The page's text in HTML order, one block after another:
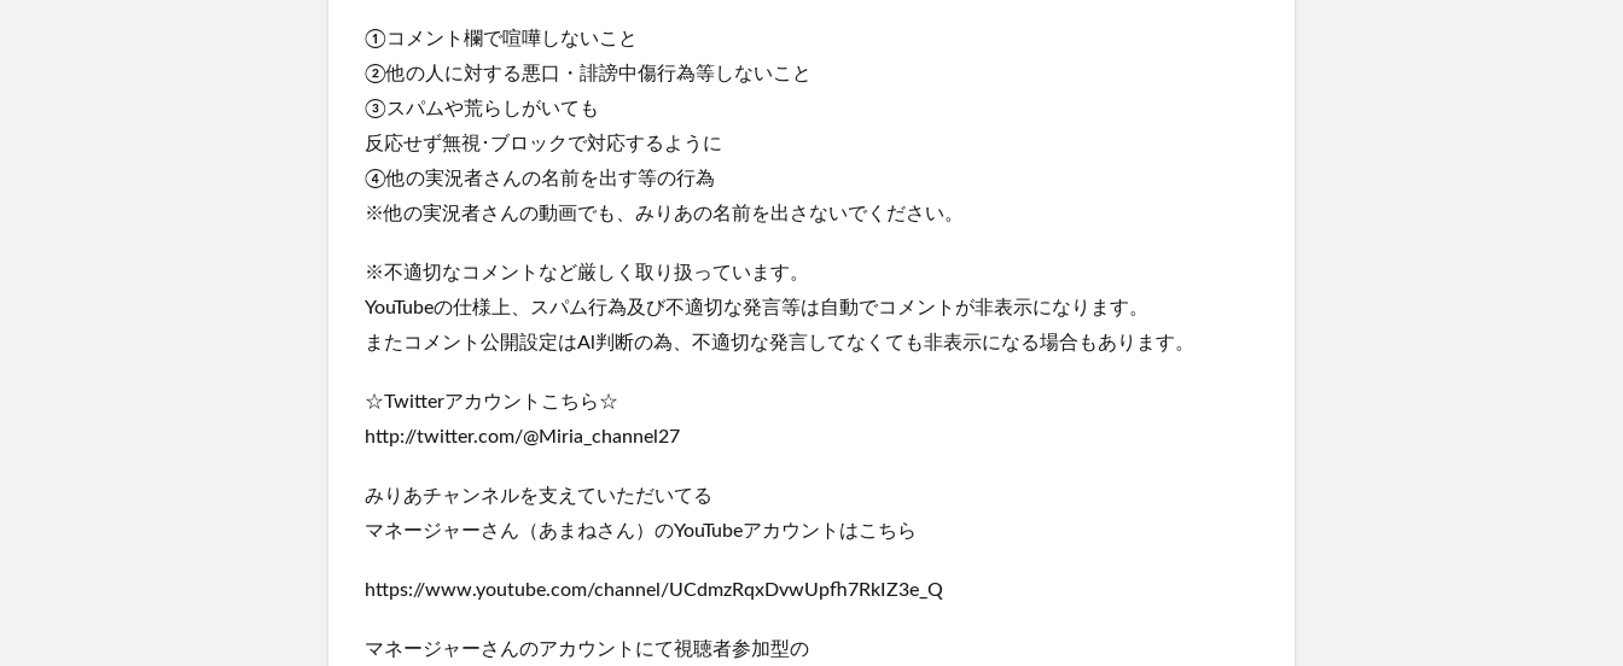
①コメント欄で喧嘩しないこと
②他の人に対する悪口・誹謗中傷行為等しないこと
③スパムや荒らしがいても
反応せず無視･ブロックで対応するように
④他の実況者さんの名前を出す等の行為
※他の実況者さんの動画でも、みりあの名前を出さないでください。
※不適切なコメントなど厳しく取り扱っています。
YouTubeの仕様上、スパム行為及び不適切な発言等は自動でコメントが非表示になります。
またコメント公開設定はAl判断の為、不適切な発言してなくても非表示になる場合もあります。
☆Twitterアカウントこちら☆
http://twitter.com/@Miria_channel27
みりあチャンネルを支えていただいてる
マネージャーさん（あまねさん）のYouTubeアカウントはこちら
https://www.youtube.com/channel/UCdmzRqxDvwUpfh7RkIZ3e_Q
マネージャーさんのアカウントにて視聴者参加型の